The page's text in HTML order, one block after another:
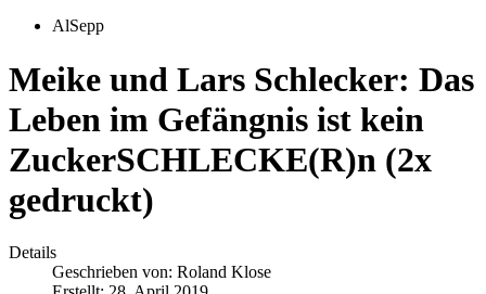
AlSepp
Meike und Lars Schlecker: Das
Leben im Gefängnis ist kein
ZuckerSCHLECKE(R)n (2x
gedruckt)
Details
Geschrieben von: Roland Klose